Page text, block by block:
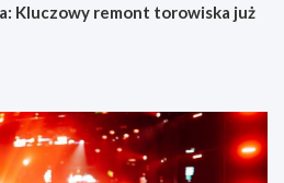
Kluczowy remont torowiska już